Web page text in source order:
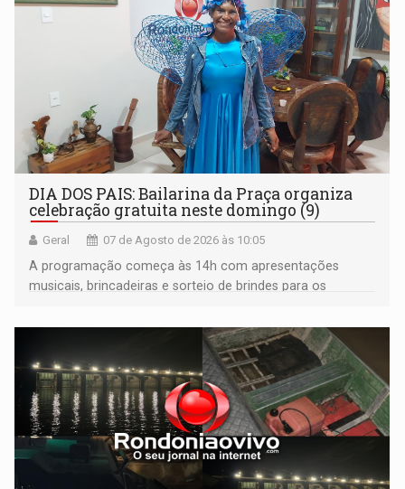
DIA DOS PAIS: Bailarina da Praça organiza
celebração gratuita neste domingo (9)
Geral 07 de Agosto de 2026 às 10:05
A programação começa às 14h com apresentações
musicais, brincadeiras e sorteio de brindes para os
bolo e canto de parabéns dedicado aos pais